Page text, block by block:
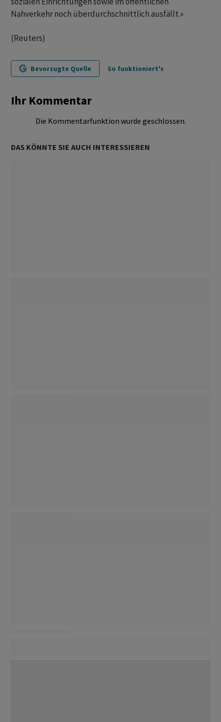
Nahverkehr noch überdurchschnittlich ausfällt.»
(Reuters)
Bevorzugte Quelle So funktioniert's
Ihr Kommentar
Die Kommentarfunktion wurde geschlossen.
DAS KÖNNTE SIE AUCH INTERESSIEREN